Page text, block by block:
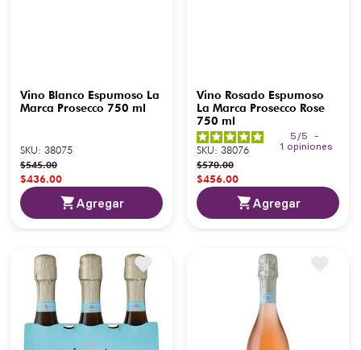
Vino Blanco Espumoso La
Marca Prosecco 750 ml
SKU: 38075
$545.00
$436.00
Agregar
Vino Rosado Espumoso
La Marca Prosecco Rose
750 ml
5 /5
-
1 opiniones
SKU: 38076
$570.00
$456.00
Agregar